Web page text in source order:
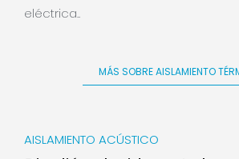
eléctrica..
MÁS SOBRE AISLAMIENTO
AISLAMIENTO ACÚSTICO